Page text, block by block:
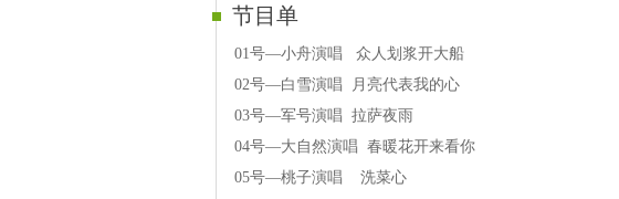
节目单
01号—小舟演唱 众人划浆开大船
02号—白雪演唱 月亮代表我的心
03号—军号演唱 拉萨夜雨
04号—大自然演唱 春暖花开来看你
05号—桃子演唱 洗菜心